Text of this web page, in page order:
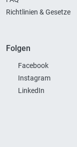
Richtlinien & Gesetze
Folgen
Facebook
Instagram
LinkedIn